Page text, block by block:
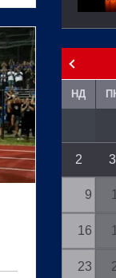
НД
2 3
9
16
23